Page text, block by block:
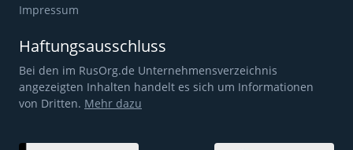
Impressum
Haftungsausschluss
Bei den im RusOrg.de Unternehmensverzeichnis
angezeigten Inhalten handelt es sich um Informationen
von Dritten. Mehr dazu